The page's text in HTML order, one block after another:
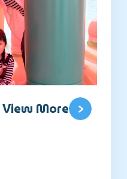
View More